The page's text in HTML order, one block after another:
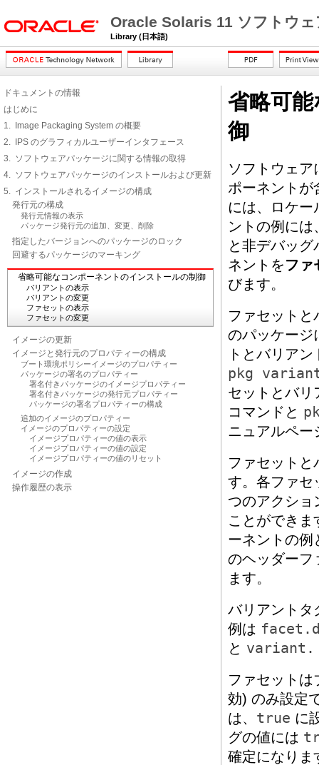
Oracle Solaris 11 ソフトウ
Library (日本語)
ドキュメントの情報
はじめに
1. Image Packaging System の概要
2. IPS のグラフィカルユーザーインタフェース
3. ソフトウェアパッケージに関する情報の取得
4. ソフトウェアパッケージのインストールおよび更新
5. インストールされるイメージの構成
発行元の構成
発行元情報の表示
パッケージ発行元の追加、変更、削除
指定したバージョンへのパッケージのロック
回避するパッケージのマーキング
省略可能なコンポーネントのインストールの制御
バリアントの表示
バリアントの変更
ファセットの表示
ファセットの変更
イメージの更新
イメージと発行元のプロパティーの構成
ブート環境ポリシーイメージのプロパティー
パッケージの署名のプロパティー
署名付きパッケージのイメージプロパティー
署名付きパッケージの発行元プロパティー
パッケージの署名プロパティーの構成
追加のイメージのプロパティー
イメージのプロパティーの設定
イメージプロパティーの値の表示
イメージプロパティーの値の設定
イメージプロパティーの値のリセット
イメージの作成
操作履歴の表示
省略可
御
ソフトウェ
ポーネントが
には、ロケ
ントの例には
と非デバッ
ネントをファ
びます。
ファセット
のパッケージ
トとバリア
pkg
セットとバリ
コマンドと
ニュアルペー
ファセット
す。各ファセ
つのアクショ
ことができ
ーネントの例
のヘッダーフ
ます。
バリアント
例は
と variant.
ファセット
効) のみ設定
は、 true に
グの値には
確定になりま